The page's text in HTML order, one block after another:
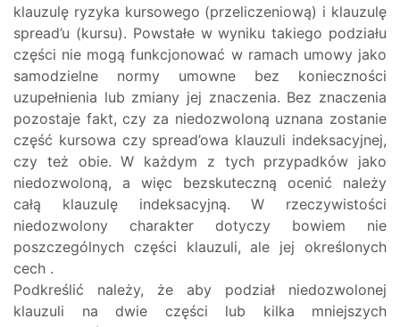
klauzulę ryzyka kursowego (przeliczeniową) i klauzulę
spread’u (kursu). Powstałe w wyniku takiego podziału
części nie mogą funkcjonować w ramach umowy jako
samodzielne normy umowne bez konieczności
uzupełnienia lub zmiany jej znaczenia. Bez znaczenia
pozostaje fakt, czy za niedozwoloną uznana zostanie
część kursowa czy spread’owa klauzuli indeksacyjnej,
czy też obie. W każdym z tych przypadków jako
niedozwoloną, a więc bezskuteczną ocenić należy
całą klauzulę indeksacyjną. W rzeczywistości
niedozwolony charakter dotyczy bowiem nie
poszczególnych części klauzuli, ale jej określonych
cech .
Podkreślić należy, że aby podział niedozwolonej
klauzuli na dwie części lub kilka mniejszych